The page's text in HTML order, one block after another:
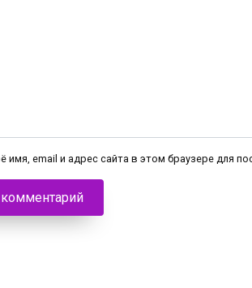
имя, email и адрес сайта в этом браузере для